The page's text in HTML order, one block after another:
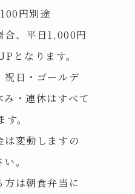
円別途
、平日1,000円
となります。
日・ゴールデ
・連休はすべて
。
変動しますの
。
は朝食弁当に